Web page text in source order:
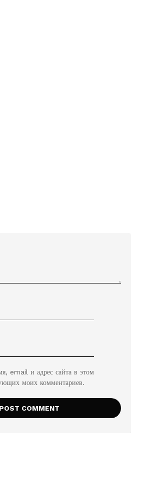
email и адрес сайта в этом
моих комментариев.